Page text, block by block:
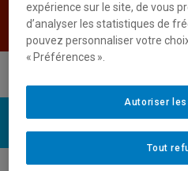
dans l'annuaire.
Retour
UQAM
Nous joindre
expérience sur le site, de vous
d’analyser les statistiques de
pouvez personnaliser votre
« Préférences ».
Tout
Autoriser